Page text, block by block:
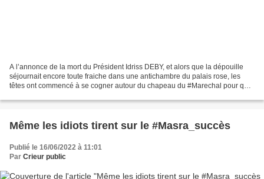
A l’annonce de la mort du Président Idriss DEBY, et alors que la dépouille
séjournait encore toute fraiche dans une antichambre du palais rose, les
têtes ont commencé à se cogner autour du chapeau du #Marechal pour qui
Même les idiots tirent sur le #Masra_succès
Publié le 16/06/2022 à 11:01
Par Crieur public